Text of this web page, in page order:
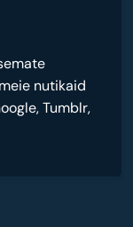
nutikaid
Tumblr,